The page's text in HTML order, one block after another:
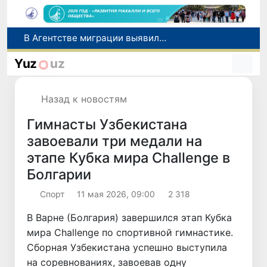
В Узбекистане с начала «Месячника благоустройства и милосердия в махаллях» выявлено около 350 экологических нарушений
В Навоийской области задержан гражданин Казахстана с 2 кг наркотического вещества
Yuz uz
Назад к новостям
Гимнасты Узбекистана
завоевали три медали на
этапе Кубка мира Challenge в
Болгарии
Спорт 11 мая 2026, 09:00 2 318
В Варне (Болгария) завершился этап Кубка
мира Challenge по спортивной гимнастике.
Сборная Узбекистана успешно выступила
на соревнованиях, завоевав одну